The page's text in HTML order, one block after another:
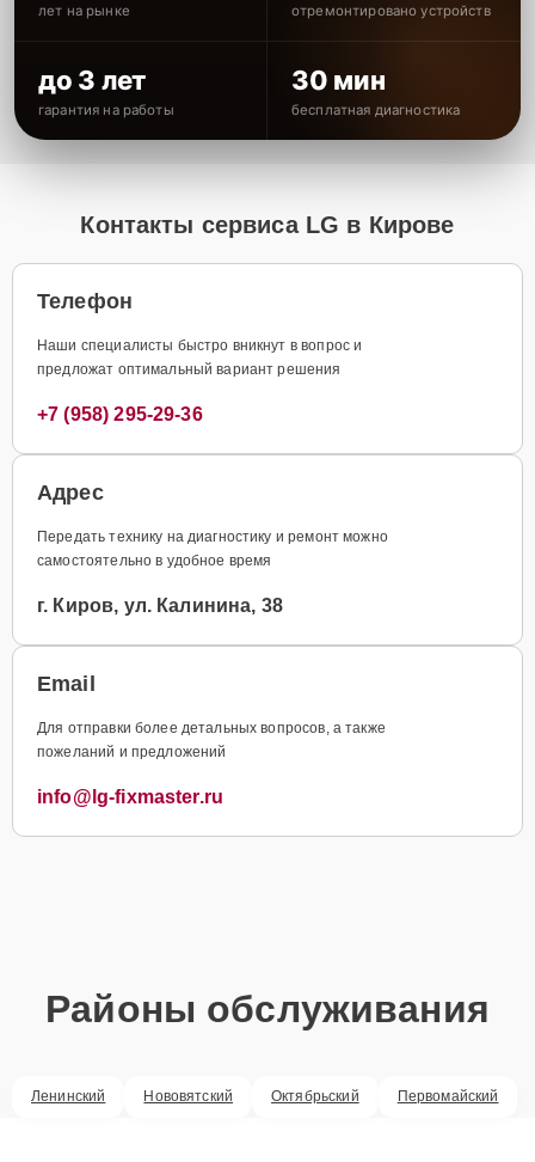
лет на рынке отремонтировано устройств
до 3 лет
гарантия на работы
30 мин
бесплатная диагностика
Контакты сервиса LG в Кирове
Телефон
Наши специалисты быстро вникнут в вопрос и
предложат оптимальный вариант решения
+7 (958) 295-29-36
Адрес
Передать технику на диагностику и ремонт можно
самостоятельно в удобное время
г. Киров, ул. Калинина, 38
Email
Для отправки более детальных вопросов, а также
пожеланий и предложений
info@lg-fixmaster.ru
Районы обслуживания
Ленинский Нововятский Октябрьский Первомайский